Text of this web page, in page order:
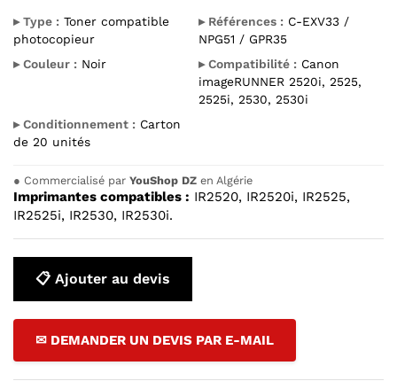
▸ Type : Toner compatible
photocopieur
▸ Références : C-EXV33 /
NPG51 / GPR35
▸ Couleur : Noir ▸ Compatibilité : Canon
imageRUNNER 2520i, 2525,
2525i, 2530, 2530i
▸ Conditionnement : Carton
de 20 unités
● Commercialisé par YouShop DZ en Algérie
Imprimantes compatibles : IR2520, IR2520i, IR2525,
IR2525i, IR2530, IR2530i.
📋 Ajouter au devis
✉ DEMANDER UN DEVIS PAR E-MAIL